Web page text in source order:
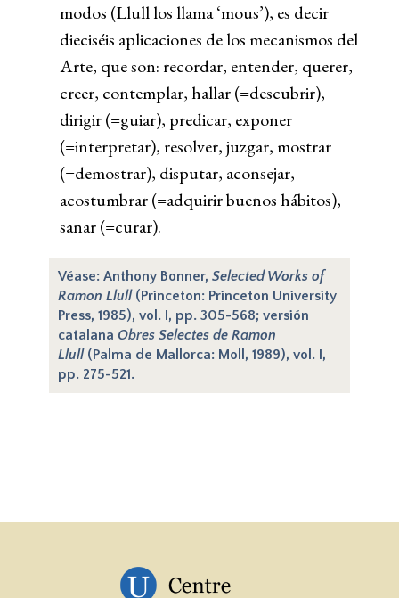
modos (Llull los llama ‘mous’), es decir
dieciséis aplicaciones de los mecanismos del
Arte, que son: recordar, entender, querer,
creer, contemplar, hallar (=descubrir),
dirigir (=guiar), predicar, exponer
(=interpretar), resolver, juzgar, mostrar
(=demostrar), disputar, aconsejar,
acostumbrar (=adquirir buenos hábitos),
sanar (=curar).
Véase: Anthony Bonner, Selected Works of
Ramon Llull(Princeton: Princeton University
Press, 1985), vol. I, pp. 305-568; versión
catalana Obres Selectes de Ramon
Llull(Palma de Mallorca: Moll, 1989), vol. I,
pp. 275-521.